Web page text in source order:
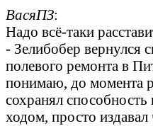
ВасяПЗ:
Надо всё-таки
- Зелибобер вернулся
полевого ремонта в
понимаю, до момента
сохранял способность
ходом, просто